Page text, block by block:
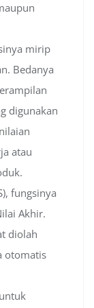
mirip
Bedanya
digunakan
atau
fungsinya
Akhir.
diolah
otomatis